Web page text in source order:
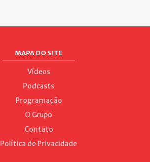
MAPA DO SITE
Vídeos
Podcasts
Programação
O Grupo
Contato
Política de Privacidade